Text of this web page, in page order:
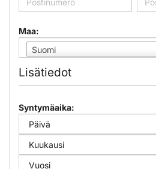
Maa:
Suomi
Lisätiedot
Syntymäaika: